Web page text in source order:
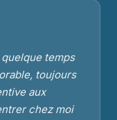
temps
toujours
aux
chez moi